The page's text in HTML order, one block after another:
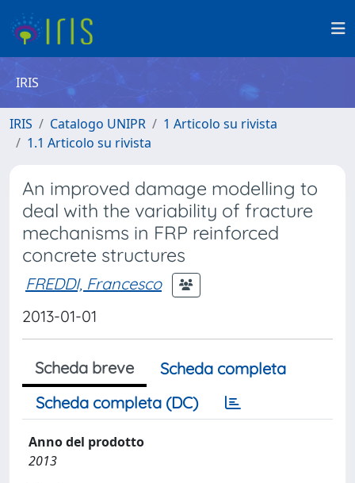
IRIS
IRIS Catalogo UNIPR
1 Articolo su rivista
1.1 Articolo su rivista
An improved damage modelling to
deal with the variability of fracture
mechanisms in FRP reinforced
concrete structures
FREDDI, Francesco
2013-01-01
Scheda breve
Scheda completa
Scheda completa (DC)
Anno del prodotto
2013